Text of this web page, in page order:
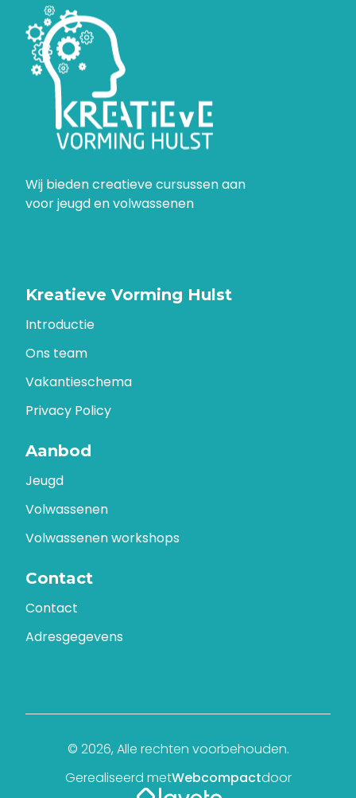
Wij bieden creatieve cursussen aan
voor jeugd en volwassenen
Kreatieve Vorming Hulst
Introductie
Ons team
Vakantieschema
Privacy Policy
Aanbod
Jeugd
Volwassenen
Volwassenen workshops
Contact
Contact
Adresgegevens
© 2026, Alle rechten voorbehouden.
Gerealiseerd metWebcompactdoor